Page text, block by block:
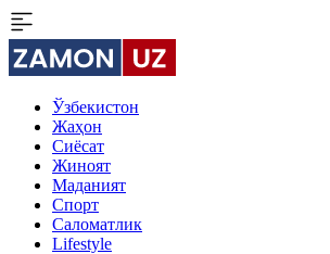
Ўзбекистон
Жаҳон
Сиёсат
Жиноят
Маданият
Спорт
Cаломатлик
Lifestyle